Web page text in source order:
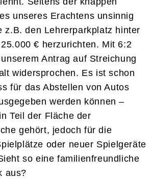
unseres Erachtens unsinnig
z.B. den Lehrerparkplatz hinter
€ herzurichten. Mit 6:2
Antrag auf Streichung
widersprochen. Es ist schon
für das Abstellen von Autos
werden können –
Teil der Fläche der
gehört, jedoch für die
oder neuer Spielgeräte
so eine familienfreundliche
aus?